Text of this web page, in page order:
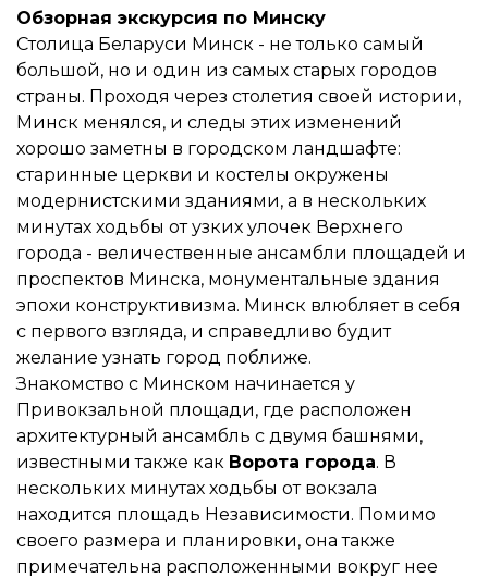
Обзорная экскурсия по Минску
Столица Беларуси Минск - не только самый
большой, но и один из самых старых городов
страны. Проходя через столетия своей истории,
Минск менялся, и следы этих изменений
хорошо заметны в городском ландшафте:
старинные церкви и костелы окружены
модернистскими зданиями, а в нескольких
минутах ходьбы от узких улочек Верхнего
города - величественные ансамбли площадей и
проспектов Минска, монументальные здания
эпохи конструктивизма. Минск влюбляет в себя
с первого взгляда, и справедливо будит
желание узнать город поближе.
Знакомство с Минском начинается у
Привокзальной площади, где расположен
архитектурный ансамбль с двумя башнями,
известными также как Ворота города. В
нескольких минутах ходьбы от вокзала
находится площадь Независимости. Помимо
своего размера и планировки, она также
примечательна расположенными вокруг нее